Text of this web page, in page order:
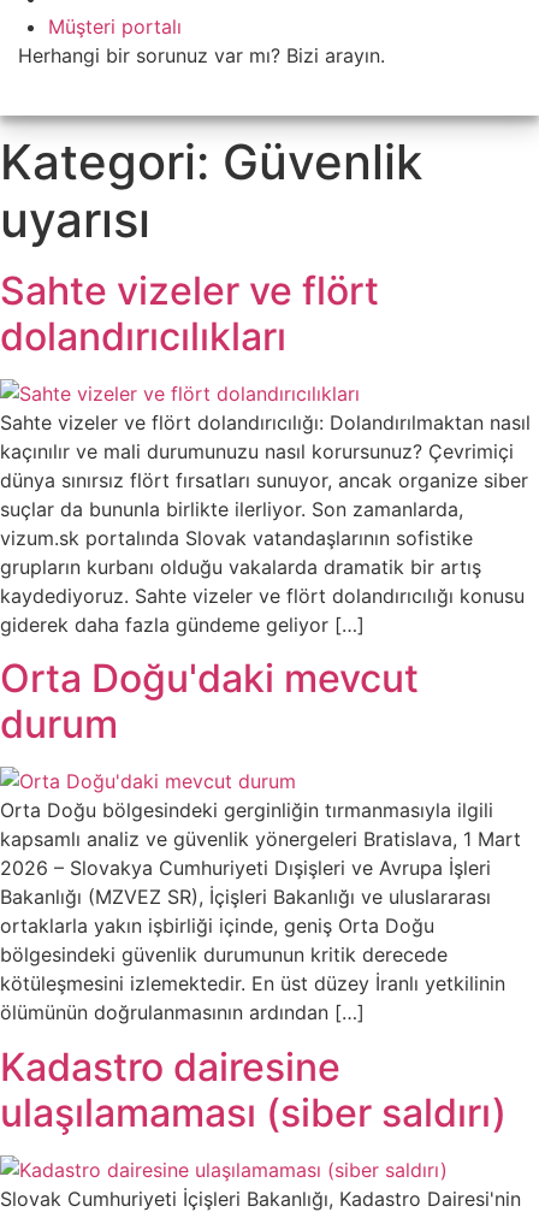
Müşteri portalı
Herhangi bir sorunuz var mı? Bizi arayın.
Kategori: Güvenlik
uyarısı
Sahte vizeler ve flört
dolandırıcılıkları
Sahte vizeler ve flört dolandırıcılığı: Dolandırılmaktan nasıl
kaçınılır ve mali durumunuzu nasıl korursunuz? Çevrimiçi
dünya sınırsız flört fırsatları sunuyor, ancak organize siber
suçlar da bununla birlikte ilerliyor. Son zamanlarda,
vizum.sk portalında Slovak vatandaşlarının sofistike
grupların kurbanı olduğu vakalarda dramatik bir artış
kaydediyoruz. Sahte vizeler ve flört dolandırıcılığı konusu
giderek daha fazla gündeme geliyor […]
Orta Doğu'daki mevcut
durum
Orta Doğu bölgesindeki gerginliğin tırmanmasıyla ilgili
kapsamlı analiz ve güvenlik yönergeleri Bratislava, 1 Mart
2026 – Slovakya Cumhuriyeti Dışişleri ve Avrupa İşleri
Bakanlığı (MZVEZ SR), İçişleri Bakanlığı ve uluslararası
ortaklarla yakın işbirliği içinde, geniş Orta Doğu
bölgesindeki güvenlik durumunun kritik derecede
kötüleşmesini izlemektedir. En üst düzey İranlı yetkilinin
ölümünün doğrulanmasının ardından […]
Kadastro dairesine
ulaşılamaması (siber saldırı)
Slovak Cumhuriyeti İçişleri Bakanlığı, Kadastro Dairesi'nin